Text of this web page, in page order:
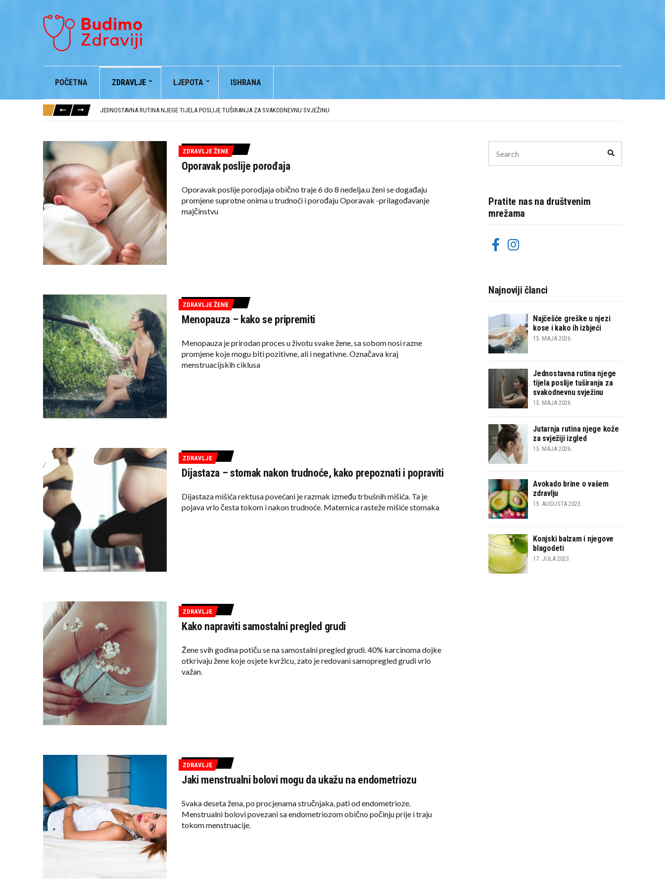
POČETNA ZDRAVLJE LJEPOTA ISHRANA
NAJČEŠĆE GREŠKE U NJEZI KOSE I KAKO IH IZBJEĆI
JEDNOSTAVNA RUTINA NJEGE TIJELA POSLIJE TUŠIRANJA ZA SVAKODNEVNU SVJEŽINU
KONJSKI BALZAM I NJEGOVE BLAGODETI
NAJČEŠĆE GREŠKE U NJEZI KOSE I KAKO IH IZBJEĆI
ZDRAVLJE ŽENE
Oporavak poslije porođaja
Oporavak poslije porodjaja obično traje 6 do 8 nedelja.u ženi se događaju
promjene suprotne onima u trudnoći i porođaju Oporavak -prilagođavanje
majčinstvu
ZDRAVLJE ŽENE
Menopauza – kako se pripremiti
Menopauza je prirodan proces u životu svake žene, sa sobom nosi razne
promjene koje mogu biti pozitivne, ali i negativne. Označava kraj
menstruacijskih ciklusa
ZDRAVLJE
Dijastaza – stomak nakon trudnoće, kako prepoznati i popraviti
Dijastaza mišića rektusa povećani je razmak između trbušnih mišića. Ta je
pojava vrlo česta tokom i nakon trudnoće. Maternica rasteže mišiće stomaka
ZDRAVLJE
Kako napraviti samostalni pregled grudi
Žene svih godina potiču se na samostalni pregled grudi. 40% karcinoma dojke
otkrivaju žene koje osjete kvržicu, zato je redovani samopregled grudi vrlo
važan.
ZDRAVLJE
Jaki menstrualni bolovi mogu da ukažu na endometriozu
Svaka deseta žena, po procjenama stručnjaka, pati od endometrioze.
Menstrualni bolovi povezani sa endometriozom obično počinju prije i traju
tokom menstruacije.
for:
Pratite nas na društvenim
mrežama
Najnoviji članci
Najčešće greške u njezi
kose i kako ih izbjeći
15. MAJA 2026.
Jednostavna rutina njege
tijela poslije tuširanja za
svakodnevnu svježinu
15. MAJA 2026.
Jutarnja rutina njege kože
za svježiji izgled
15. MAJA 2026.
Avokado brine o vašem
zdravlju
15. AUGUSTA 2023.
Konjski balzam i njegove
blagodeti
17. JULA 2023.